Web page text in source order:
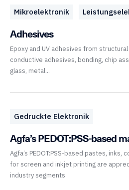
Mikroelektronik
Adhesives
Epoxy and UV adhesives from
conductive adhesives, bonding, chip
glass, metal...
Gedruckte Elektronik
Agfa’s PEDOT:PSS-based
Agfa’s PEDOT:PSS-based pastes, inks,
for screen and inkjet printing are
industry segments